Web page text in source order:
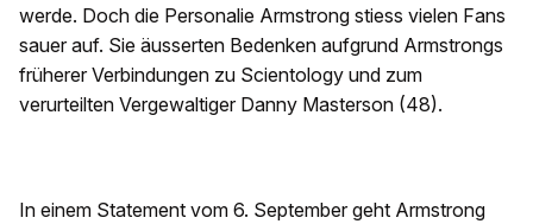
werde. Doch die Personalie Armstrong stiess vielen Fans
sauer auf. Sie äusserten Bedenken aufgrund Armstrongs
früherer Verbindungen zu Scientology und zum
verurteilten Vergewaltiger Danny Masterson (48).
In einem Statement vom 6. September geht Armstrong